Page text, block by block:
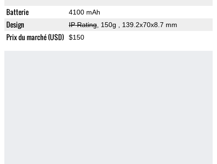
Batterie 4100 mAh
Design IP Rating, 150g , 139.2x70x8.7 mm
Prix du marché (USD) $150